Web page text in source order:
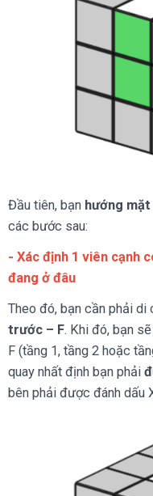
Đầu tiên, bạn hướng
các bước sau:
- Xác định 1 viên cạnh
đang ở đâu
Theo đó, bạn cần phải di
trước – F. Khi đó, bạn
F (tầng 1, tầng 2 hoặc
quay nhất định bạn phải
bên phải được đánh dấu